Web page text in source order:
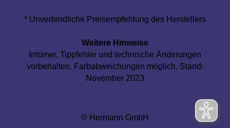
* Unverbindliche Preisempfehlung des Herstellers
Weitere Hinweise
Irrtümer, Tippfehler und technische Änderungen
vorbehalten. Farbabweichungen möglich. Stand:
November 2023
© Hermann GmbH